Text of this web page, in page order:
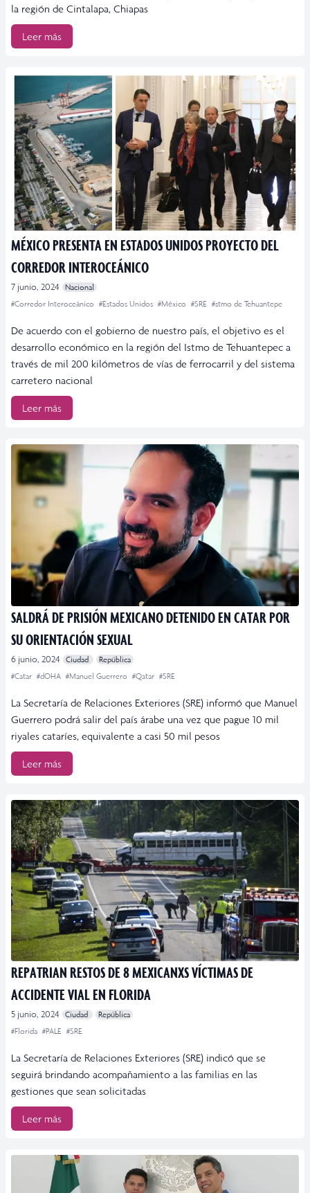
la región de Cintalapa, Chiapas
Leer más
MÉXICO PRESENTA EN ESTADOS UNIDOS PROYECTO DEL
CORREDOR INTEROCEÁNICO
7 junio, 2024
Nacional
#Corredor Interoceánico #Estados Unidos #México #SRE #stmo de Tehuantepe
De acuerdo con el gobierno de nuestro país, el objetivo es el
desarrollo económico en la región del Istmo de Tehuantepec a
través de mil 200 kilómetros de vías de ferrocarril y del sistema
carretero nacional
Leer más
SALDRÁ DE PRISIÓN MEXICANO DETENIDO EN CATAR POR
SU ORIENTACIÓN SEXUAL
6 junio, 2024 Ciudad
República
#Catar #dOHA #Manuel Guerrero #Qatar #SRE
La Secretaría de Relaciones Exteriores (SRE) informó que Manuel
Guerrero podrá salir del país árabe una vez que pague 10 mil
riyales cataríes, equivalente a casi 50 mil pesos
Leer más
REPATRIAN RESTOS DE 8 MEXICANXS VÍCTIMAS DE
ACCIDENTE VIAL EN FLORIDA
5 junio, 2024 Ciudad
República
#Florida #PALE #SRE
La Secretaría de Relaciones Exteriores (SRE) indicó que se
seguirá brindando acompañamiento a las familias en las
gestiones que sean solicitadas
Leer más